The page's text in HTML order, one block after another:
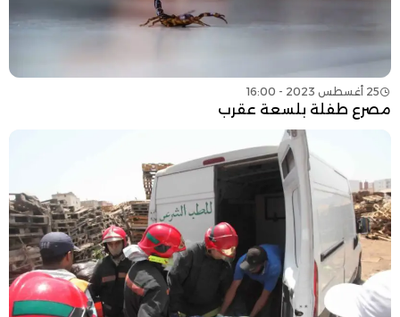
25 أغسطس 2023 - 16:00
مصرع طفلة بلسعة عقرب